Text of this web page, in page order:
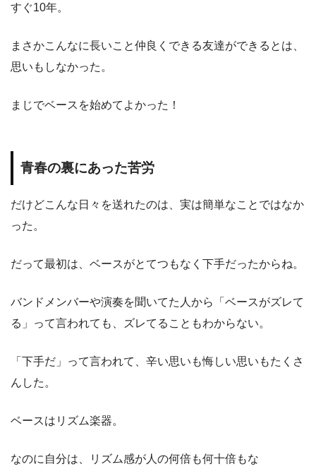
すぐ10年。
まさかこんなに長いこと仲良くできる友達ができるとは、
思いもしなかった。
まじでベースを始めてよかった！
青春の裏にあった苦労
だけどこんな日々を送れたのは、実は簡単なことではなか
った。
だって最初は、ベースがとてつもなく下手だったからね。
バンドメンバーや演奏を聞いてた人から「ベースがズレて
る」って言われても、ズレてることもわからない。
「下手だ」って言われて、辛い思いも悔しい思いもたくさ
んした。
ベースはリズム楽器。
なのに自分は、リズム感が人の何倍も何十倍もな